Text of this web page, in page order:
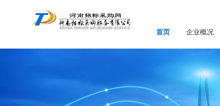
首页 企业概况